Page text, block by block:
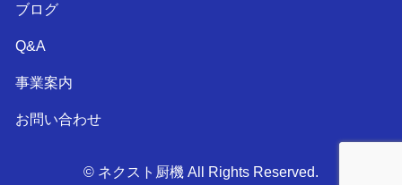
ブログ
Q&A
事業案内
お問い合わせ
© ネクスト厨機 All Rights Reserved.